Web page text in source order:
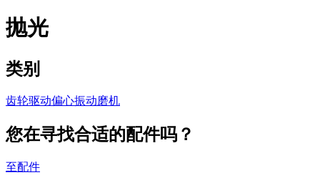
抛光
类别
齿轮驱动偏心振动磨机
您在寻找合适的配件吗？
至配件